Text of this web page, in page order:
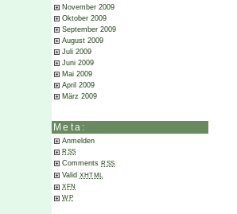
November 2009
Oktober 2009
September 2009
August 2009
Juli 2009
Juni 2009
Mai 2009
April 2009
März 2009
Meta:
Anmelden
RSS
Comments RSS
Valid XHTML
XFN
WP